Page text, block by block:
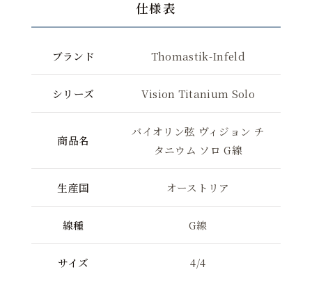
仕様表
ブランド Thomastik-Infeld
シリーズ Vision Titanium Solo
商品名
バイオリン弦 ヴィジョン チ
タニウム ソロ G線
生産国 オーストリア
線種 G線
サイズ 4/4